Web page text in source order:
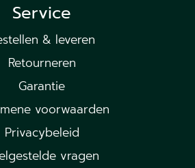
Service
& leveren
Retourneren
Garantie
voorwaarden
Privacybeleid
vragen